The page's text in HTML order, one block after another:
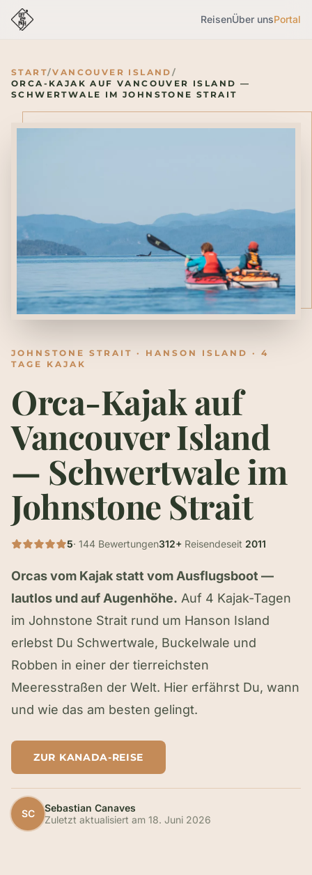
ReisenÜber unsPortal
START/VANCOUVER ISLAND /
ORCA-KAJAK AUF VANCOUVER ISLAND —
SCHWERTWALE IM JOHNSTONE STRAIT
JOHNSTONE STRAIT · HANSON ISLAND · 4
TAGE KAJAK
Orca-Kajak auf
Vancouver Island
— Schwertwale im
Johnstone Strait
5· 144 Bewertungen312+ Reisendeseit 2011
Orcas vom Kajak statt vom Ausflugsboot —
lautlos und auf Augenhöhe. Auf 4 Kajak-Tagen
im Johnstone Strait rund um Hanson Island
erlebst Du Schwertwale, Buckelwale und
Robben in einer der tierreichsten
Meeresstraßen der Welt. Hier erfährst Du, wann
und wie das am besten gelingt.
ZUR KANADA-REISE
SC
Sebastian Canaves
Zuletzt aktualisiert am 18. Juni 2026